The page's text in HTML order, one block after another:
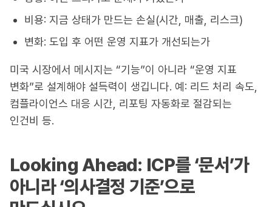
비용: 지금 상태가 만드는 손실(시간, 매출, 리스크)
변화: 도입 후 어떤 운영 지표가 개선되는가
미국 시장에서 메시지는 “기능”이 아니라 “운영 지표
변화”로 설계해야 설득력이 생깁니다. 예: 리드 처리 속도,
컴플라이언스 대응 시간, 리포팅 자동화로 절감되는
인건비 등.
Looking Ahead: ICP를 ‘문서’가
아니라 ‘의사결정 기준’으로